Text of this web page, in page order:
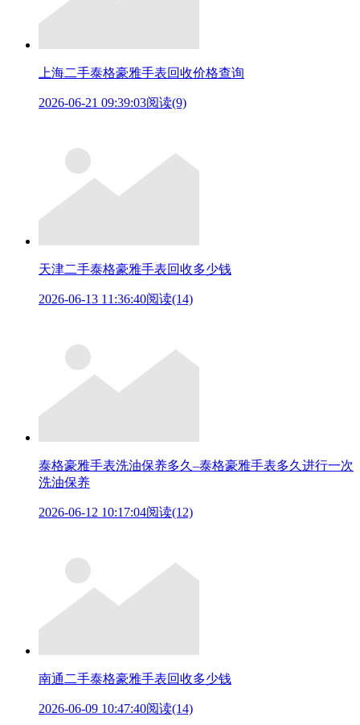
上海二手泰格豪雅手表回收价格查询
2026-06-21 09:39:03阅读(9)
天津二手泰格豪雅手表回收多少钱
2026-06-13 11:36:40阅读(14)
泰格豪雅手表洗油保养多久–泰格豪雅手表多久进行一次
洗油保养
2026-06-12 10:17:04阅读(12)
南通二手泰格豪雅手表回收多少钱
2026-06-09 10:47:40阅读(14)